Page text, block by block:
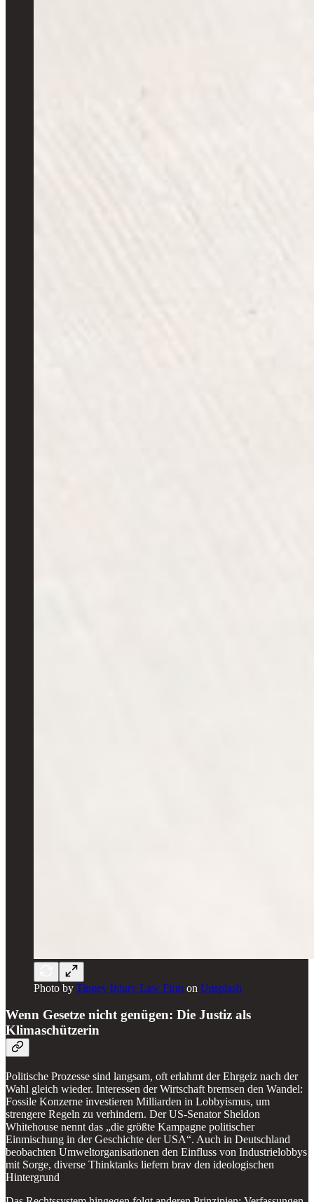
Photo by Tingey Injury Law Firm on Unsplash
Wenn Gesetze nicht genügen: Die Justiz als
Klimaschützerin
Politische Prozesse sind langsam, oft erlahmt der Ehrgeiz nach der
Wahl gleich wieder. Interessen der Wirtschaft bremsen den Wandel:
Fossile Konzerne investieren Milliarden in Lobbyismus, um
strengere Regeln zu verhindern. Der US-Senator Sheldon
Whitehouse nennt das „die größte Kampagne politischer
Einmischung in der Geschichte der USA“. Auch in Deutschland
beobachten Umweltorganisationen den Einfluss von Industrielobbys
mit Sorge, diverse Thinktanks liefern brav den ideologischen
Hintergrund